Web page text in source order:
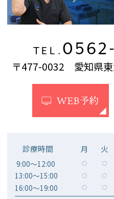
TEL.
〒477-0032 愛知県東
診療時間 月 火
9:00～12:00 〇 〇
13:00～15:00 〇 〇
16:00～19:00 〇 〇